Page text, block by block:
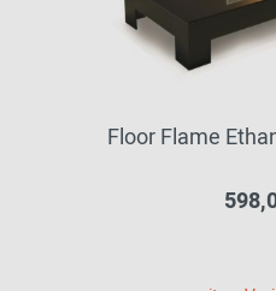
Floor Flame